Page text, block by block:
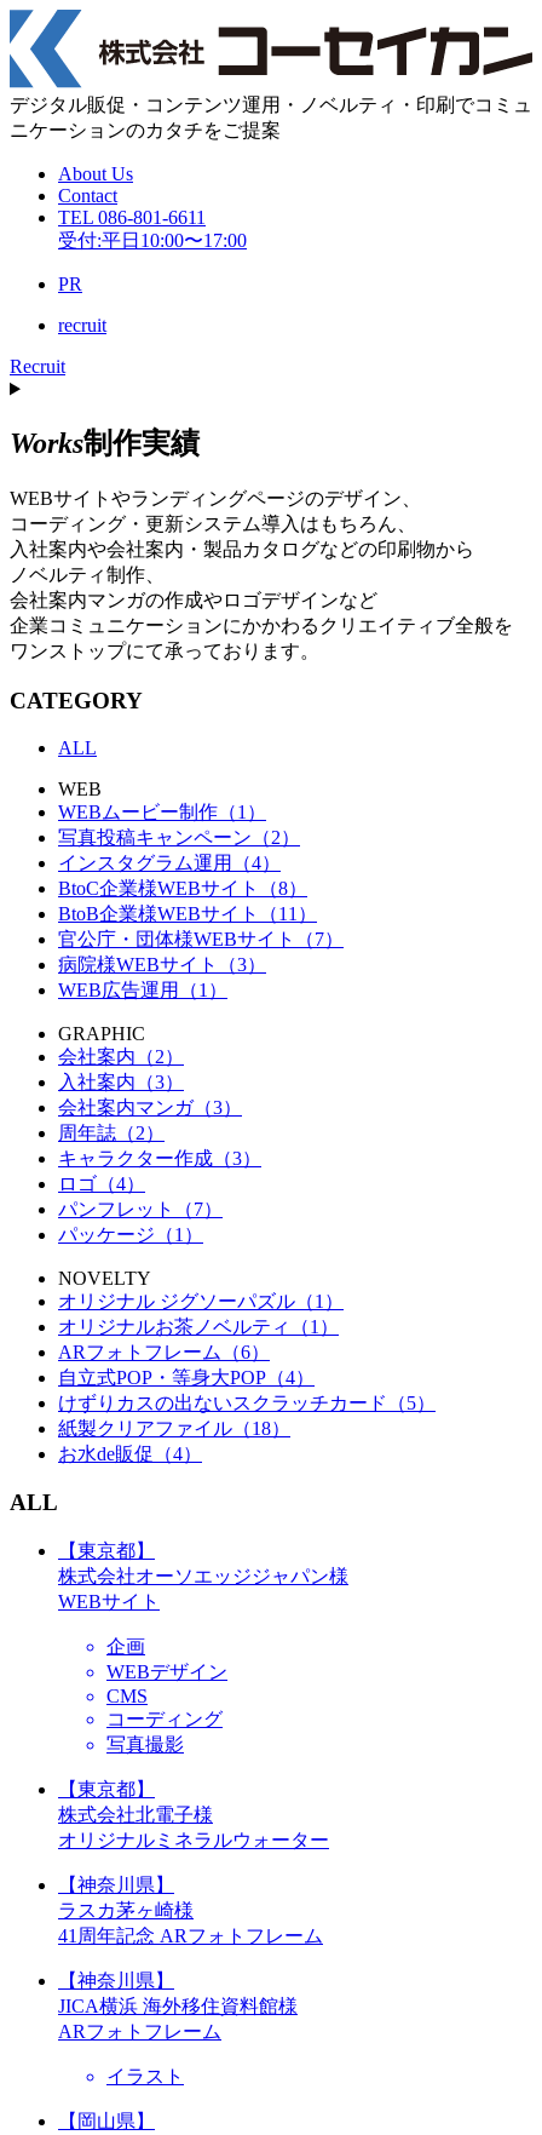
デジタル販促・コンテンツ運用・ ノベルティ・印刷 でコミュ
ニケーションのカタチをご提案
About Us
Contact
TEL 086-801-6611
受付:平日10:00〜17:00
PR
recruit
Recruit
Works制作実績
WEBサイトやランディングページのデザイン、
コーディング・更新システム導入はもちろん、
入社案内や会社案内・製品カタログなどの印刷物から
ノベルティ制作、
会社案内マンガの作成やロゴデザインなど
企業コミュニケーションにかかわるクリエイティブ全般を
ワンストップにて承っております。
CATEGORY
ALL
WEB
WEBムービー制作（1）
写真投稿キャンペーン（2）
インスタグラム運用（4）
BtoC企業様WEBサイト（8）
BtoB企業様WEBサイト（11）
官公庁・団体様WEBサイト（7）
病院様WEBサイト（3）
WEB広告運用（1）
GRAPHIC
会社案内（2）
入社案内（3）
会社案内マンガ（3）
周年誌（2）
キャラクター作成（3）
ロゴ（4）
パンフレット（7）
パッケージ（1）
NOVELTY
オリジナル ジグソーパズル（1）
オリジナルお茶ノベルティ（1）
ARフォトフレーム（6）
自立式POP・等身大POP（4）
けずりカスの出ないスクラッチカード（5）
紙製クリアファイル（18）
お水de販促（4）
ALL
【東京都】
株式会社オーソエッジジャパン様
WEBサイト
企画
WEBデザイン
CMS
コーディング
写真撮影
【東京都】
株式会社北電子様
オリジナルミネラルウォーター
【神奈川県】
ラスカ茅ヶ崎様
41周年記念 ARフォトフレーム
【神奈川県】
JICA横浜 海外移住資料館様
ARフォトフレーム
イラスト
【岡山県】